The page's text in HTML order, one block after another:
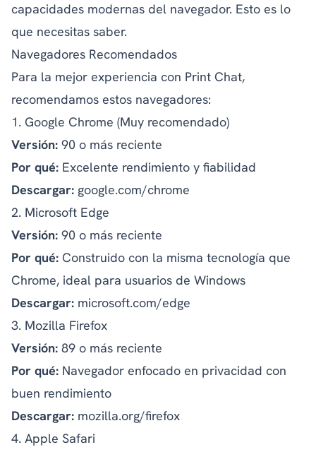
capacidades modernas del navegador. Esto es lo
que necesitas saber.
Navegadores Recomendados
Para la mejor experiencia con Print Chat,
recomendamos estos navegadores:
1. Google Chrome (Muy recomendado)
Versión: 90 o más reciente
Por qué: Excelente rendimiento y fiabilidad
Descargar: google.com/chrome
2. Microsoft Edge
Versión: 90 o más reciente
Por qué: Construido con la misma tecnología que
Chrome, ideal para usuarios de Windows
Descargar: microsoft.com/edge
3. Mozilla Firefox
Versión: 89 o más reciente
Por qué: Navegador enfocado en privacidad con
buen rendimiento
Descargar: mozilla.org/firefox
4. Apple Safari